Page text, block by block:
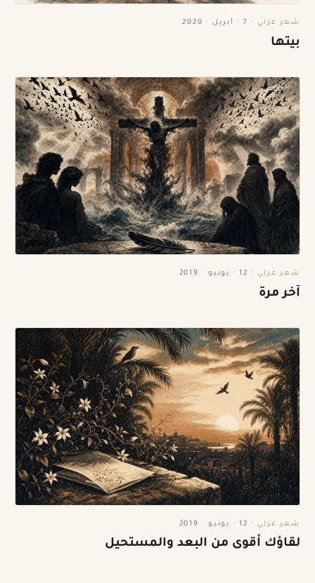
شعر غزلي· 7 · أبريل · 2020
بيتها
شعر غزلي· 12 · يونيو · 2019
آخر مرة
شعر غزلي· 12 · يونيو · 2019
لقاؤك أقوى من البعد والمستحيل